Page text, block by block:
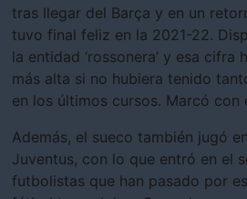
tras llegar del Barça y en un
tuvo final feliz en la 2021-22.
la entidad ‘rossonera’ y esa cifra
más alta si no hubiera tenido
en los últimos cursos. Marcó con
Además, el sueco también jugó
Juventus, con lo que entró en el
futbolistas que han pasado por